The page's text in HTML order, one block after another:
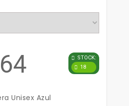
STOCK:
18
Unisex Azul